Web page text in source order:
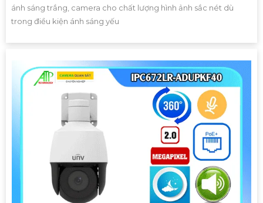
ánh sáng trắng, camera cho chất lượng hình ảnh sắc nét dù
trong điều kiện ánh sáng yếu